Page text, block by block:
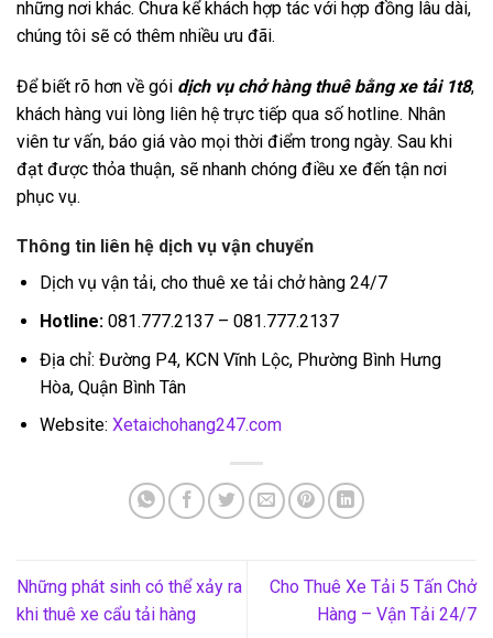
những nơi khác. Chưa kể khách hợp tác với hợp đồng lâu dài,
chúng tôi sẽ có thêm nhiều ưu đãi.
Để biết rõ hơn về gói dịch vụ chở hàng thuê bằng xe tải 1t8,
khách hàng vui lòng liên hệ trực tiếp qua số hotline. Nhân
viên tư vấn, báo giá vào mọi thời điểm trong ngày. Sau khi
đạt được thỏa thuận, sẽ nhanh chóng điều xe đến tận nơi
phục vụ.
Thông tin liên hệ dịch vụ vận chuyển
Dịch vụ vận tải, cho thuê xe tải chở hàng 24/7
Hotline:081.777.2137 – 081.777.2137
Địa chỉ: Đường P4, KCN Vĩnh Lộc, Phường Bình Hưng
Hòa, Quận Bình Tân
Website: Xetaichohang247.com
Những phát sinh có thể xảy ra
khi thuê xe cẩu tải hàng
Cho Thuê Xe Tải 5 Tấn Chở
Hàng – Vận Tải 24/7